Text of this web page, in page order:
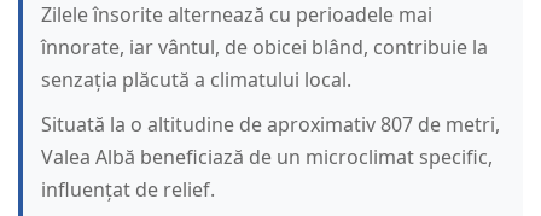
Zilele însorite alternează cu perioadele mai
înnorate, iar vântul, de obicei blând, contribuie la
senzația plăcută a climatului local.
Situată la o altitudine de aproximativ 807 de metri,
Valea Albă beneficiază de un microclimat specific,
influențat de relief.